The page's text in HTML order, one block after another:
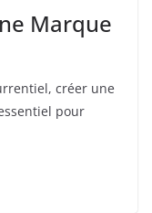
Marque
créer une
pour